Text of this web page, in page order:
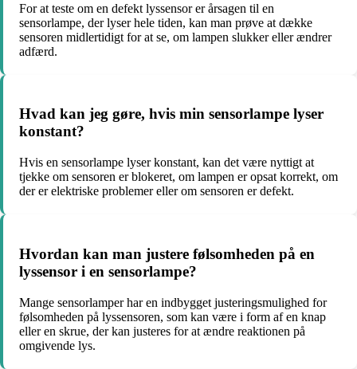
For at teste om en defekt lyssensor er årsagen til en
sensorlampe, der lyser hele tiden, kan man prøve at dække
sensoren midlertidigt for at se, om lampen slukker eller ændrer
adfærd.
Hvad kan jeg gøre, hvis min sensorlampe lyser
konstant?
Hvis en sensorlampe lyser konstant, kan det være nyttigt at
tjekke om sensoren er blokeret, om lampen er opsat korrekt, om
der er elektriske problemer eller om sensoren er defekt.
Hvordan kan man justere følsomheden på en
lyssensor i en sensorlampe?
Mange sensorlamper har en indbygget justeringsmulighed for
følsomheden på lyssensoren, som kan være i form af en knap
eller en skrue, der kan justeres for at ændre reaktionen på
omgivende lys.